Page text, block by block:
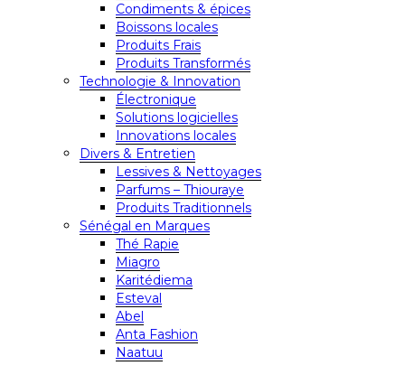
Condiments & épices
Boissons locales
Produits Frais
Produits Transformés
Technologie & Innovation
Électronique
Solutions logicielles
Innovations locales
Divers & Entretien
Lessives & Nettoyages
Parfums – Thiouraye
Produits Traditionnels
Sénégal en Marques
Thé Rapie
Miagro
Karitédiema
Esteval
Abel
Anta Fashion
Naatuu